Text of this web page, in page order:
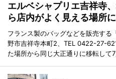
エルベシャプリエ吉祥寺
ら店内がよく見える場所に
フランス製のバッグなどを販売する
野市吉祥寺本町2、TEL 0422-27-
た場所から同じ大正通りに移転して